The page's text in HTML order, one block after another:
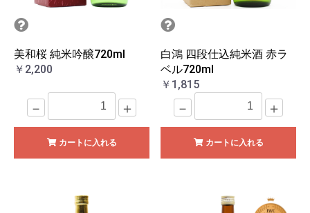
美和桜 純米吟醸720ml
￥2,200
－ ＋
カートに入れる
白鴻 四段仕込純米酒 赤ラ
ベル720ml
￥1,815
－ ＋
カートに入れる